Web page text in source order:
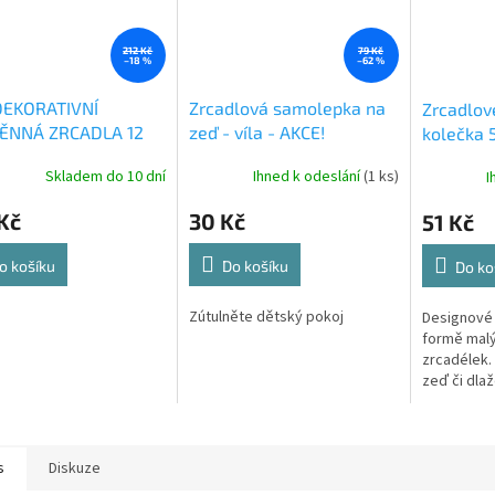
212 Kč
–18 %
ZRCADLA 12
Skladem do 10 dní
košíku
79 Kč
–62 %
Zrcadlová samolepka na
zeď - víla - AKCE!
Ihned k odeslání(1 ks)
30 Kč
Do košíku
Zútulněte dětský pokoj
kolečka
51 Kč
Do
formě
zeď či
Diskuze